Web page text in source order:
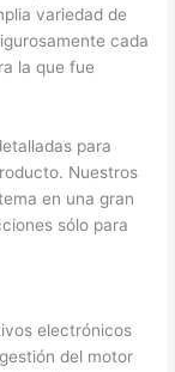
variedad de
cada
la que fue
para
Nuestros
en una gran
sólo para
electrónicos
del motor